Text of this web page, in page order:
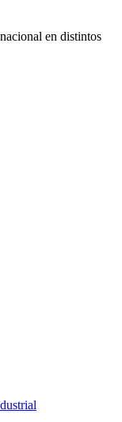
en distintos